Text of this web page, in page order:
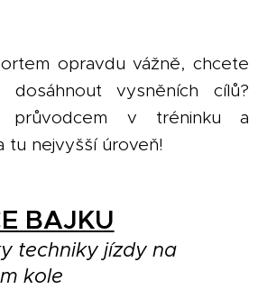
opravdu vážně, chcete
vysněních cílů?
průvodcem v tréninku a
tu nejvyšší úroveň!
BAJKU
techniky jízdy na
kole